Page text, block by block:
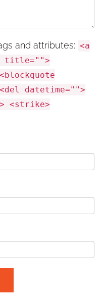
and attributes: <a
title="">
datetime="">
<strike>